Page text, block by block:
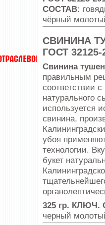
СОСТАВ:
чёрный
СВИНИНА
ГОСТ 32125-
Свинина
правильным
соответствии
натурального
используется
свинина,
убоя
технологии.
букет
325 гр. КЛЮЧ.
черный